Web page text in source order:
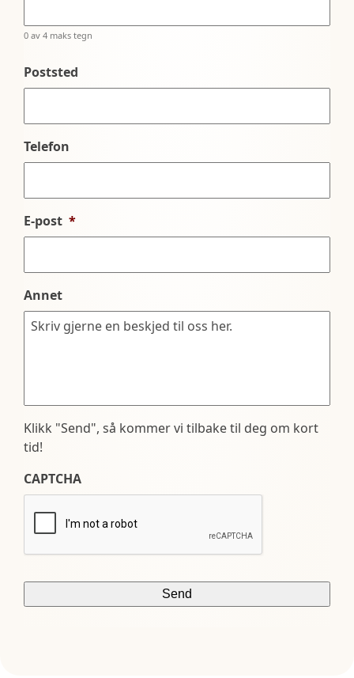
0 av 4 maks tegn
Poststed
Telefon
E-post *
Annet
Klikk "Send", så kommer vi tilbake til deg om kort
tid!
CAPTCHA